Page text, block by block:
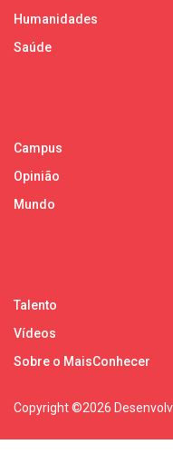
Humanidades
Saúde
Campus
Opinião
Mundo
Talento
Vídeos
Sobre o MaisConhecer
Copyright ©2026